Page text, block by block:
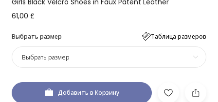
Girls Black Velcro Shoes in Faux Patent Leather
61,00 £
Выбрать размер Таблица размеров
Выбрать размер
Добавить в Корзину